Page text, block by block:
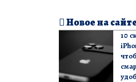
Новое на
10